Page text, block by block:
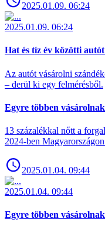
2025.01.09. 06:24
2025.01.09. 06:24
Hat és tíz év közötti
Az autót vásárolni
– derül ki egy felmérésből.
Egyre többen vásárolnak
13 százalékkal nőtt a
2024-ben
2025.01.04. 09:44
2025.01.04. 09:44
Egyre többen vásárolnak